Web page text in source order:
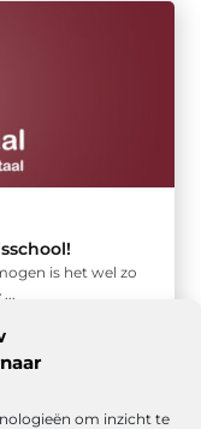
om inzicht te
is het wel zo